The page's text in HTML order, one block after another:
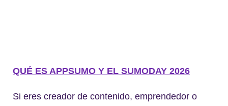
QUÉ ES APPSUMO Y EL SUMODAY 2026
Si eres creador de contenido, emprendedor o